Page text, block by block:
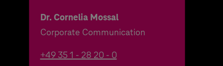
Dr. Cornelia Mossal
Corporate Communication
+49 35 1 - 28 20 - 0